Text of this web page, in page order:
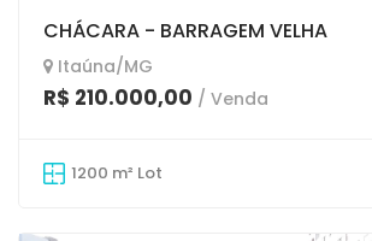
CHÁCARA - BARRAGEM VELHA
Itaúna/MG
R$ 210.000,00 / Venda
1200 m² Lot